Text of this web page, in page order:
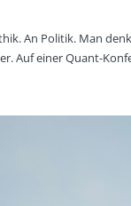
An Politik. Man
Auf einer Quant-